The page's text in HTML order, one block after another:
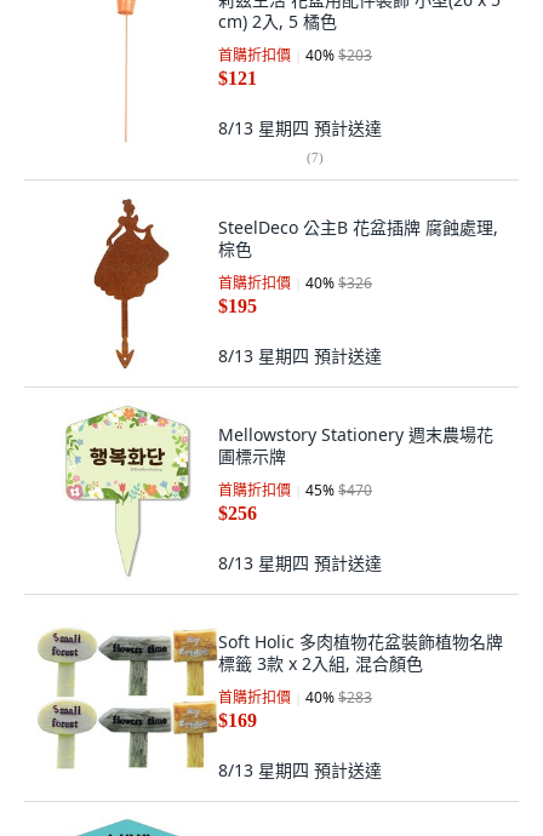
cm) 2入, 5 橘色
首購折扣價 40%$203
$121
8/13 星期四 預計送達
(7)
SteelDeco 公主B 花盆插牌 腐蝕處理,
棕色
首購折扣價 40%$326
$195
8/13 星期四 預計送達
Mellowstory Stationery 週末農場花
圃標示牌
首購折扣價 45%$470
$256
8/13 星期四 預計送達
Soft Holic 多肉植物花盆裝飾植物名牌
標籤 3款 x 2入組, 混合顏色
首購折扣價 40%$283
$169
8/13 星期四 預計送達